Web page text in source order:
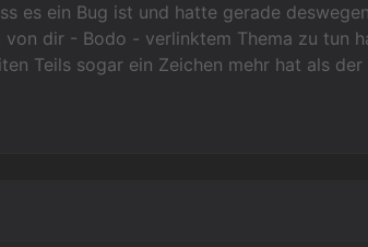
es ein Bug ist und hatte gerade
von dir - Bodo - verlinktem Thema zu tun
Teils sogar ein Zeichen mehr hat als der